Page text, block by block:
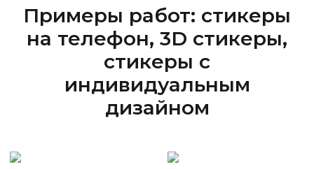
Примеры работ: стикеры
на телефон, 3D стикеры,
стикеры с
индивидуальным
дизайном